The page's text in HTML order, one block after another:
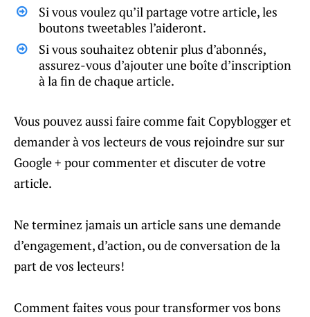
Si vous voulez qu’il partage votre article, les
boutons tweetables l’aideront.
Si vous souhaitez obtenir plus d’abonnés,
assurez-vous d’ajouter une boîte d’inscription
à la fin de chaque article.
Vous pouvez aussi faire comme fait Copyblogger et
demander à vos lecteurs de vous rejoindre sur sur
Google + pour commenter et discuter de votre
article.
Ne terminez jamais un article sans une demande
d’engagement, d’action, ou de conversation de la
part de vos lecteurs!
Comment faites vous pour transformer vos bons